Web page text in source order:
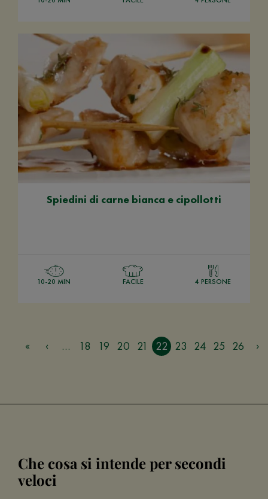
Spiedini di carne bianca e cipollotti
10-20 MIN FACILE 4 PERSONE
… 18 19 20 21 22 23 24 25 26
Che cosa si intende per secondi
veloci